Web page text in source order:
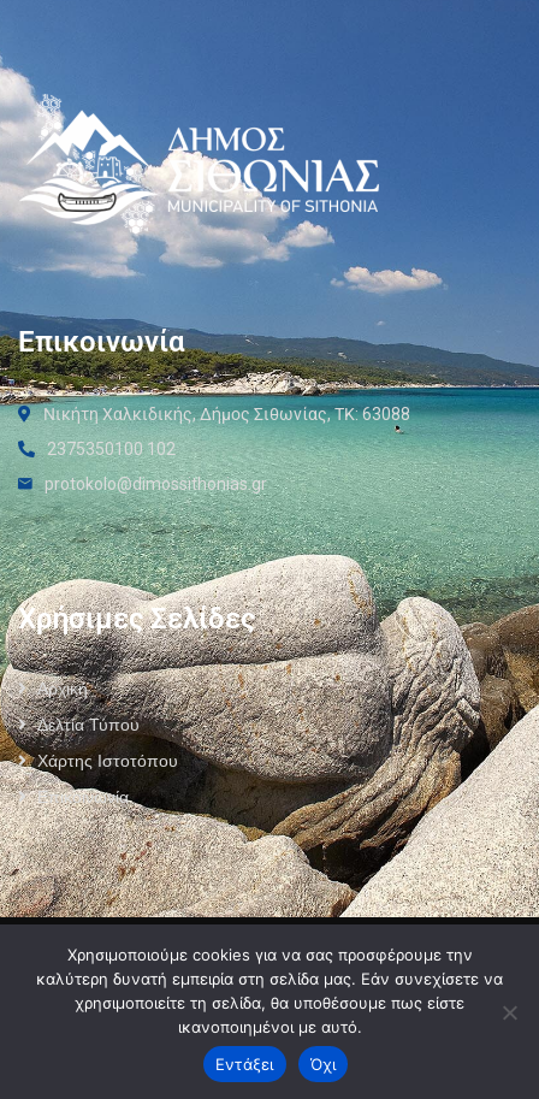
Επικοινωνία
Νικήτη Χαλκιδικής, Δήμος Σιθωνίας, ΤΚ: 63088
2375350100 102
protokolo@dimossithonias.gr
Χρήσιμες Σελίδες
Αρχική
Δελτία Τύπου
Χάρτης Ιστοτόπου
Επικοινωνία
Όροι Χρήσης
2024 © Developed byMyCompany Projects
Χρησιμοποιούμε cookies για να σας προσφέρουμε την
καλύτερη δυνατή εμπειρία στη σελίδα μας. Εάν συνεχίσετε να
χρησιμοποιείτε τη σελίδα, θα υποθέσουμε πως είστε
ικανοποιημένοι με αυτό.
Εντάξει
Όχι